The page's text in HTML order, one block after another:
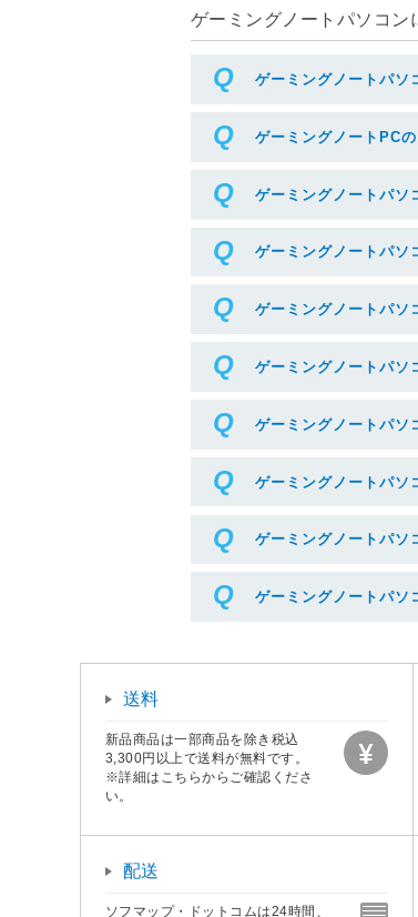
ゲーミングノートパソコン
ゲーミングノートパソ
ゲーミングノートPC
ゲーミングノートパソ
ゲーミングノートパソ
ゲーミングノートパソ
ゲーミングノートパソ
ゲーミングノートパソ
ゲーミングノートパソ
ゲーミングノートパソ
ゲーミングノートパソ
送料
新品商品は一部商品を除き税込
3,300円以上で送料が無料です。
※詳細はこちらからご確認くださ
い。
配送
ソフマップ・ドットコムは24時間、